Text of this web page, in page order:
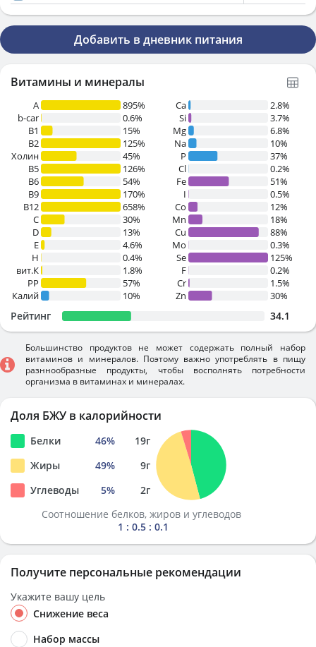
Добавить в дневник питания
Витамины и минералы
A
895%
b-car
0.6%
В1
15%
B2
125%
Холин
45%
B5
126%
B6
54%
B9
170%
B12
658%
C
30%
D
13%
E
4.6%
H
0.4%
вит.К
1.8%
PP
57%
Калий
10%
Ca
2.8%
Si
3.7%
Mg
6.8%
Na
10%
P
37%
Cl
0.2%
Fe
51%
I
0.5%
Co
12%
Mn
18%
Cu
88%
Mo
0.3%
Se
125%
F
0.2%
Cr
1.5%
Zn
30%
Рейтинг 34.1
Большинство продуктов не может содержать полный набор
витаминов и минералов. Поэтому важно употреблять в пищу
разннообразные продукты, чтобы восполнять потребности
организма в витаминах и минералах.
Доля БЖУ в калорийности
Белки 46% 19г
Жиры
49% 9г
Углеводы
5% 2г
Соотношение белков, жиров и углеводов
1 : 0.5 : 0.1
Получите персональные рекомендации
Укажите вашу цель
Снижение веса
Набор массы